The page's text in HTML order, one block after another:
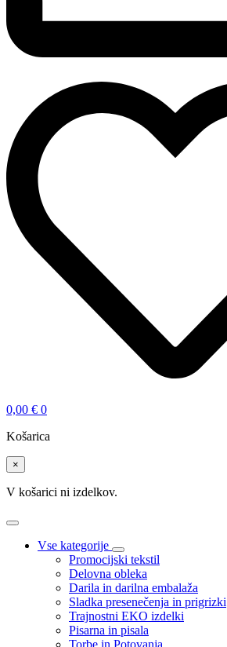
0,00 € 0
Košarica
×
V košarici ni izdelkov.
Vse kategorije
Promocijski tekstil
Delovna obleka
Darila in darilna embalaža
Sladka presenečenja in prigrizki
Trajnostni EKO izdelki
Pisarna in pisala